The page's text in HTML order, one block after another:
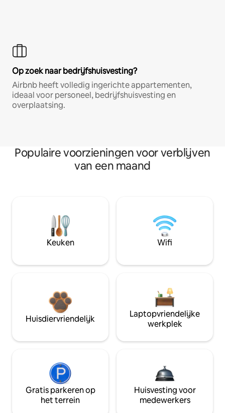
Op zoek naar bedrijfshuisvesting?
Airbnb heeft volledig ingerichte appartementen,
ideaal voor personeel, bedrijfshuisvesting en
overplaatsing.
Populaire voorzieningen voor verblijven
van een maand
Keuken Wifi
Huisdiervriendelijk
Laptopvriendelijke
werkplek
Gratis parkeren op
het terrein
Huisvesting voor
medewerkers